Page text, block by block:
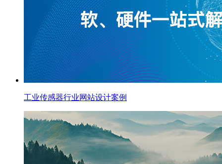
工业传感器行业网站设计案例